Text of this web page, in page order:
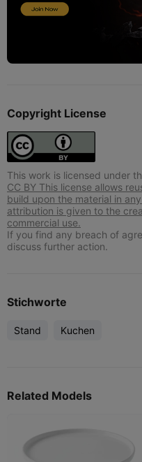
Copyright License
This work is licensed under
CC BY This license allows
build upon the material in
attribution is given to the
commercial use.
If you find any breach of
discuss further action.
Stichworte
Stand Kuchen
Related Models